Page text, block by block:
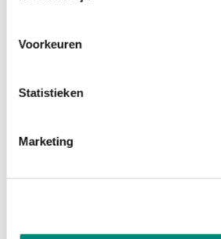
Voorkeuren
Statistieken
Marketing